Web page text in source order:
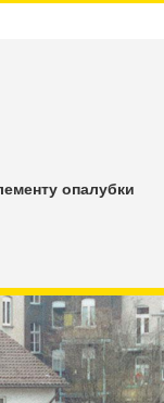
опалубки